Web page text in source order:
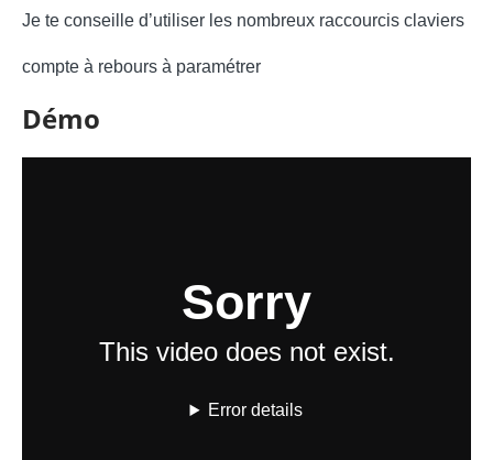
Je te conseille d’utiliser les nombreux raccourcis claviers
compte à rebours à paramétrer
Démo